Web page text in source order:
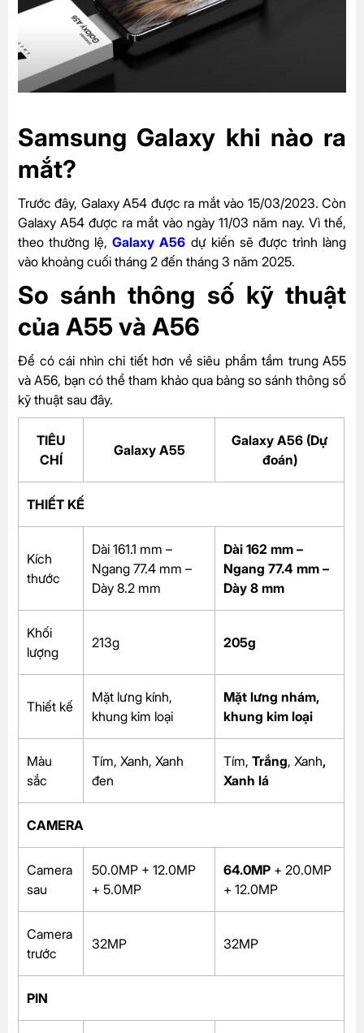
Samsung Galaxy khi nào ra
mắt?
Trước đây, Galaxy A54 được ra mắt vào 15/03/2023. Còn
Galaxy A54 được ra mắt vào ngày 11/03 năm nay. Vì thế,
theo thường lệ,Galaxy A56 dự kiến sẽ được trình làng
vào khoảng cuối tháng 2 đến tháng 3 năm 2025.
So sánh thông số kỹ thuật
của A55 và A56
Để có cái nhìn chi tiết hơn về siêu phẩm tầm trung A55
và A56, bạn có thể tham khảo qua bảng so sánh thông số
kỹ thuật sau đây.
TIÊU
CHÍ
Galaxy A55
Galaxy A56 (Dự
đoán)
THIẾT KẾ
Kích
thước
Dài 161.1 mm –
Ngang 77.4 mm –
Dày 8.2 mm
Dài 162 mm –
Ngang 77.4 mm –
Dày 8 mm
Khối
lượng
213g 205g
Thiết kế
Mặt lưng kính,
khung kim loại
Mặt lưng nhám,
khung kim loại
Màu
sắc
Tím, Xanh, Xanh
đen
Tím, Trắng, Xanh,
Xanh lá
CAMERA
Camera
sau
50.0MP + 12.0MP
+ 5.0MP
64.0MP + 20.0MP
+ 12.0MP
Camera
trước
32MP 32MP
PIN